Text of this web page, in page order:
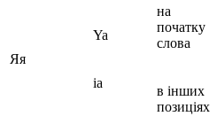
Яя
Ya
ia
на
початку
слова
в інших
позиціях